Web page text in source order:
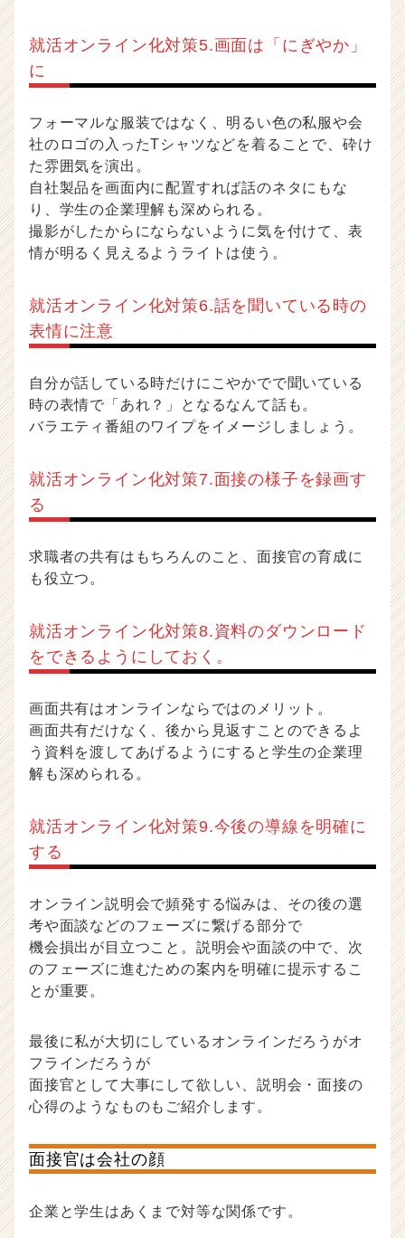
就活オンライン化対策5.画面は「にぎやか」
に
フォーマルな服装ではなく、明るい色の私服や会
社のロゴの入ったTシャツなどを着ることで、砕け
た雰囲気を演出。
自社製品を画面内に配置すれば話のネタにもな
り、学生の企業理解も深められる。
撮影がしたからにならないように気を付けて、表
情が明るく見えるようライトは使う。
就活オンライン化対策6.話を聞いている時の
表情に注意
自分が話している時だけにこやかでで聞いている
時の表情で「あれ？」となるなんて話も。
バラエティ番組のワイプをイメージしましょう。
就活オンライン化対策7.面接の様子を録画す
る
求職者の共有はもちろんのこと、面接官の育成に
も役立つ。
就活オンライン化対策8.資料のダウンロード
をできるようにしておく。
画面共有はオンラインならではのメリット。
画面共有だけなく、後から見返すことのできるよ
う資料を渡してあげるようにすると学生の企業理
解も深められる。
就活オンライン化対策9.今後の導線を明確に
する
オンライン説明会で頻発する悩みは、その後の選
考や面談などのフェーズに繋げる部分で
機会損出が目立つこと。説明会や面談の中で、次
のフェーズに進むための案内を明確に提示するこ
とが重要。
最後に私が大切にしているオンラインだろうがオ
フラインだろうが
面接官として大事にして欲しい、説明会・面接の
心得のようなものもご紹介します。
面接官は会社の顔
企業と学生はあくまで対等な関係です。